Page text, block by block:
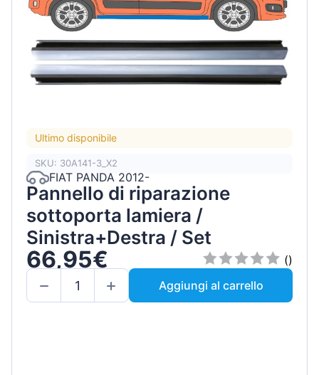
Ultimo disponibile
SKU: 30A141-3_X2
FIAT PANDA 2012-
Pannello di riparazione
sottoporta lamiera /
Sinistra+Destra / Set
66,95€
()
Aggiungi al carrello